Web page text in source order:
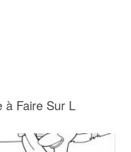
à Faire Sur L